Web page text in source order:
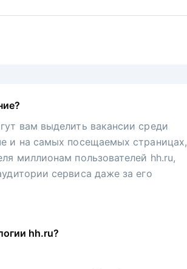
вам выделить вакансии среди
и на самых посещаемых страницах,
миллионам пользователей hh.ru,
сервиса даже за его
hh.ru?